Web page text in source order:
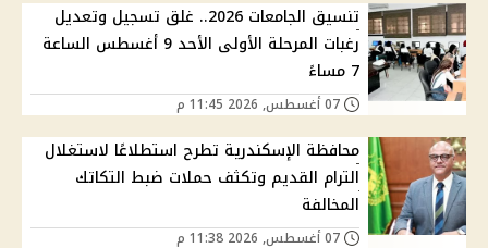
تنسيق الجامعات 2026.. غلق تسجيل وتعديل
رغبات المرحلة الأولى الأحد 9 أغسطس الساعة
7 مساءً
محافظة الإسكندرية تطرح استطلاعًا لاستغلال
الترام القديم وتكثف حملات ضبط التكاتك
المخالفة